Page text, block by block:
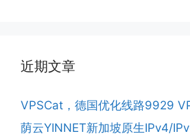
近期文章
VPSCat，德国优化线路9929
荫云YINNET新加坡原生IPv4/